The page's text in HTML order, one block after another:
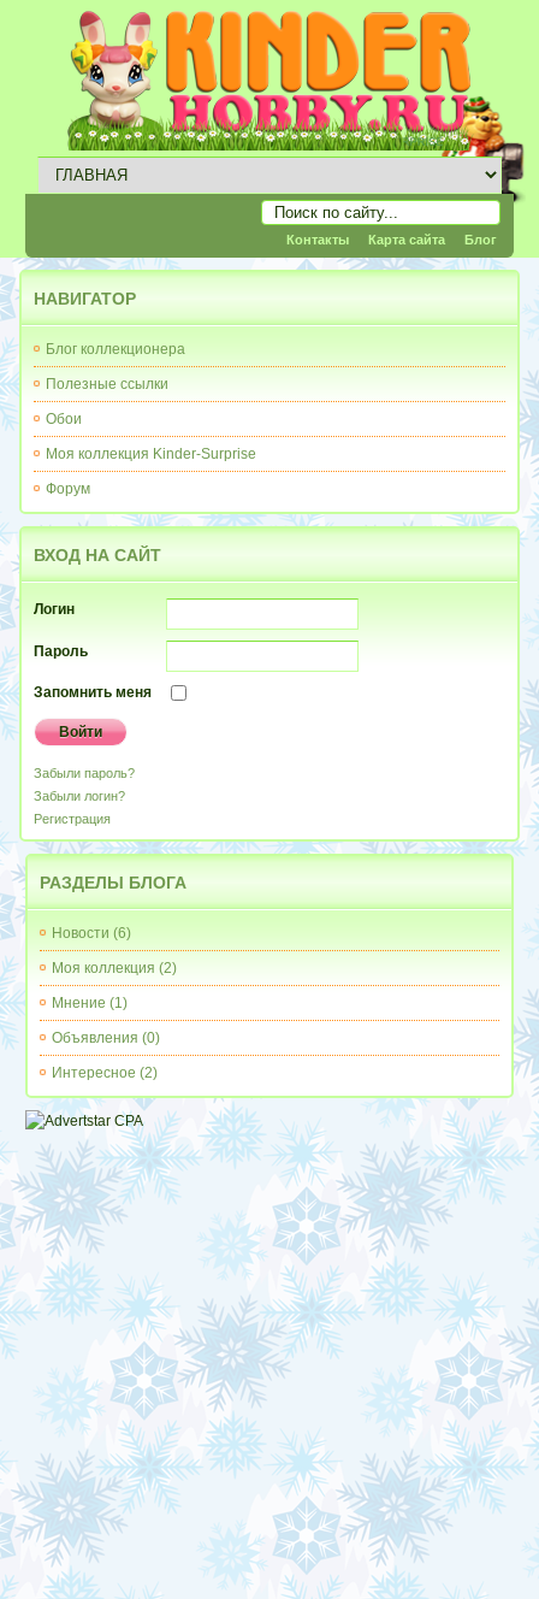
Контакты Карта сайта Блог
НАВИГАТОР
Блог коллекционера
Полезные ссылки
Обои
Моя коллекция Kinder-Surprise
Форум
ВХОД НА САЙТ
Логин
Пароль
Запомнить меня
Забыли пароль?
Забыли логин?
Регистрация
РАЗДЕЛЫ БЛОГА
Новости (6)
Моя коллекция (2)
Мнение (1)
Объявления (0)
Интересное (2)